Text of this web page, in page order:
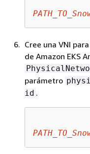
Cree una VNI
de Amazon EKS
parámetro
id .